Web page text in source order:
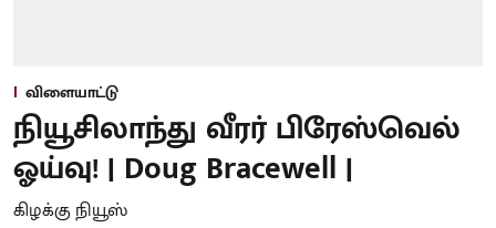
விளையாட்டு
நியூசிலாந்து வீரர் பிரேஸ்வெல்
ஓய்வு! | Doug Bracewell |
கிழக்கு நியூஸ்